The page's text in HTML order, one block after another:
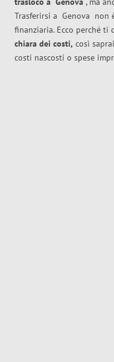
Trasferirsi a Genova non
finanziaria. Ecco perché ti
chiara dei costi, così
costi nascosti o spese